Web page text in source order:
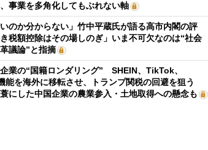
事業を多角化してもぶれない軸
いのか分からない」竹中平蔵氏が語る高市内閣の評
税額控除はその場しのぎ」いま不可欠なのは“社会
議論”と指摘
業の“国籍ロンダリング” SHEIN、TikTok、
能を海外に移転させ、トランプ関税の回避を狙う
にした中国企業の農業参入・土地取得への懸念も